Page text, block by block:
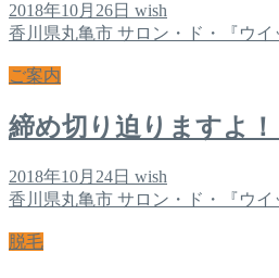
2018年10月26日 wish
香川県丸亀市 サロン・ド・『ウ
ご案内
締め切り迫りますよ！
2018年10月24日 wish
香川県丸亀市 サロン・ド・『ウ
脱毛